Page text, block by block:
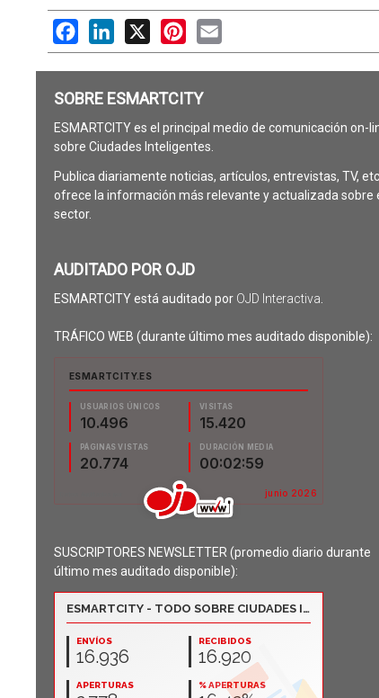
FacebookLinkedIn
X PinterestEmail
SOBRE ESMARTCITY
ESMARTCITY es el principal medio de comunicación on-
sobre Ciudades Inteligentes.
Publica diariamente noticias, artículos, entrevistas, TV,
ofrece la información más relevante y actualizada sobre
sector.
AUDITADO POR OJD
ESMARTCITY está auditado por OJD Interactiva
TRÁFICO WEB (durante último mes auditado disponible):
SUSCRIPTORES NEWSLETTER (promedio diario durante
último mes auditado disponible):